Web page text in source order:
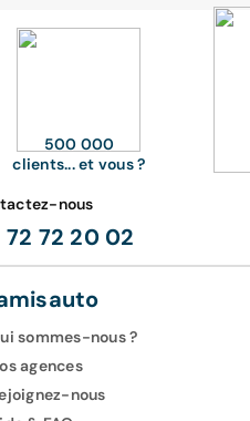
500 000
clients... et vous ?
nous
72 20 02
sommes-nous ?
agences
nous